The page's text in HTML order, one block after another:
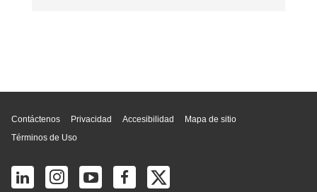
Contáctenos Privacidad Accesibilidad
Mapa de sitio
Términos de Uso